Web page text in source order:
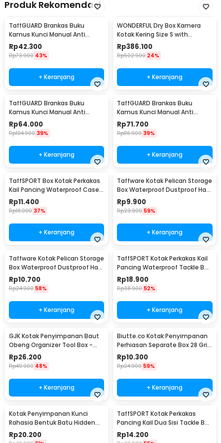
Produk Rekomendasi
TaffGUARD Brankas Buku
Kamus Kunci Manual Anti
Maling Hidden Safe Box Kecil -
KB-10L
Rp42.300
Rp73.900 43%
+ Keranjang
WONDERFUL Dry Box Kamera
Kotak Kering Size S with
Dehumidifier - DB-2820
Rp386.100
Rp502.900 24%
+ Keranjang
TaffGUARD Brankas Buku
Kamus Kunci Manual Anti
Maling Hidden Safe Box Sedang
- KB-10L
Rp64.000
Rp104.900 39%
+ Keranjang
TaffGUARD Brankas Buku
Kamus Kunci Manual Anti
Maling Hidden Safe Box Besar -
KB-10L
Rp71.700
Rp116.900 39%
+ Keranjang
TaffSPORT Box Kotak Perkakas
Kail Pancing Waterproof Case -
Q041
Rp11.400
Rp18.000 37%
+ Keranjang
Taffware Kotak Pelican Storage
Box Waterproof Dustproof Hard
Case ABS S - G10/J020
Rp9.900
Rp23.900 59%
+ Keranjang
Taffware Kotak Pelican Storage
Box Waterproof Dustproof Hard
Case ABS L - G10/J020
Rp10.700
Rp24.900 58%
+ Keranjang
TaffSPORT Kotak Perkakas Kail
Pancing Waterproof Tackle Box
12 Grid - MCC01
Rp18.900
Rp38.900 52%
+ Keranjang
GJK Kotak Penyimpanan Baut
Obeng Organizer Tool Box -
Z20
Rp26.200
Rp49.900 48%
+ Keranjang
Biutte.co Kotak Penyimpanan
Perhiasan Separate Box 28 Grid
- SN-14
Rp10.300
Rp24.900 59%
+ Keranjang
Kotak Penyimpanan Kunci
Rahasia Bentuk Batu Hidden
Key Box - B0521
Rp20.200
TaffSPORT Kotak Perkakas
Pancing Kail Dua Sisi Tackle Box
14 Grid - LX01
Rp14.200